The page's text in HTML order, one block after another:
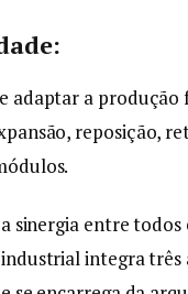
adaptar a
reposição,
sinergia entre todos
integra três